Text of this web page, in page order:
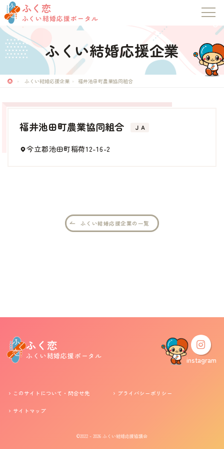
ふく恋
ふくい結婚応援ポータル
ふく恋
ふくい結婚応援ポータル
トップページ
お知らせ
イベント・セミナー
ふくい婚活サポートセンターについて
このサイトについて・問合せ先
プライバシーポリシー
ふくい結婚応援企業
ふくい結婚応援企業 福井池田町農業協同組合
福井池田町農業協同組合 ＪＡ
今立郡池田町稲荷12-16-2
ふくい結婚応援企業の一覧
ふく恋
ふくい結婚応援ポータル instagram
このサイトについて・問合せ先 プライバシーポリシー
サイトマップ
©2022 - 2026 ふくい結婚応援協議会